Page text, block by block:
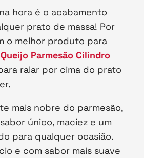
hora é o acabamento
prato de massa! Por
o melhor produto para
Queijo Parmesão Cilindro
ralar por cima do prato
mais nobre do parmesão,
único, maciez e um
para qualquer ocasião.
e com sabor mais suave